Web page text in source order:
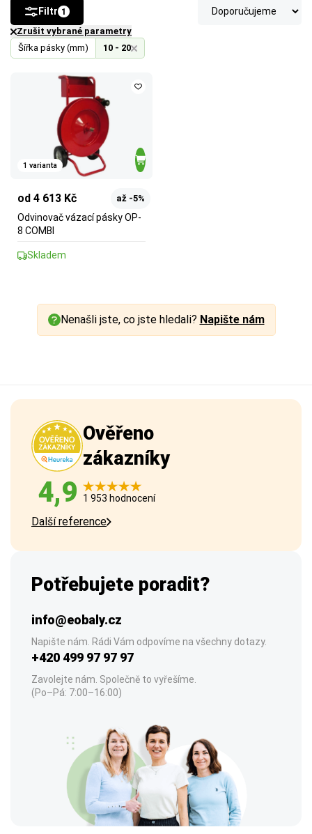
Šířka pásky (mm) 10 - 20
Zrušit vybrané parametry
Filtr 1
1 varianta
od 4 613 Kč až -5%
Odvinovač vázací pásky OP-
8 COMBI
Skladem
Nenašli jste, co jste hledali? Napište nám
Ověřeno
zákazníky
4,9 1 953 hodnocení
Další reference
Potřebujete poradit?
info@eobaly.cz
Napište nám. Rádi Vám odpovíme na všechny dotazy.
+420 499 97 97 97
Zavolejte nám. Společně to vyřešíme.
(Po–Pá: 7:00–16:00)